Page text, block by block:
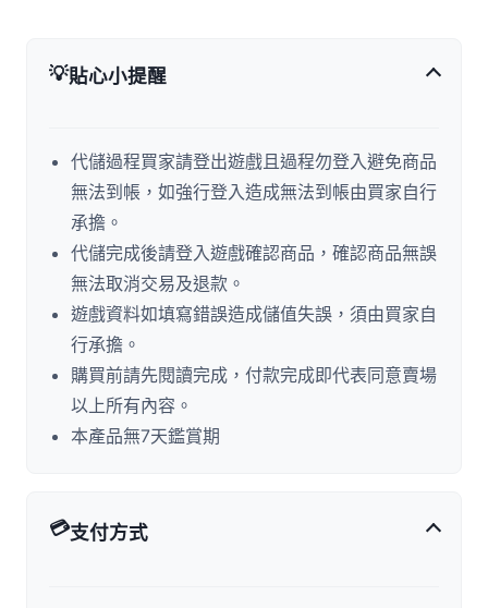
💡貼心小提醒
代儲過程買家請登出遊戲且過程勿登入避免商品
無法到帳，如強行登入造成無法到帳由買家自行
承擔。
代儲完成後請登入遊戲確認商品，確認商品無誤
無法取消交易及退款。
遊戲資料如填寫錯誤造成儲值失誤，須由買家自
行承擔。
購買前請先閱讀完成，付款完成即代表同意賣場
以上所有內容。
本產品無7天鑑賞期
💳支付方式